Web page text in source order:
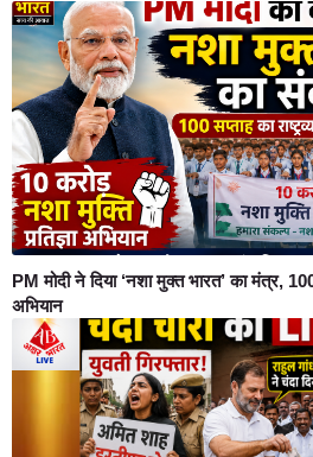
PM मोदी ने दिया ‘नशा मुक्त भारत’ का मंत्र,
अभियान